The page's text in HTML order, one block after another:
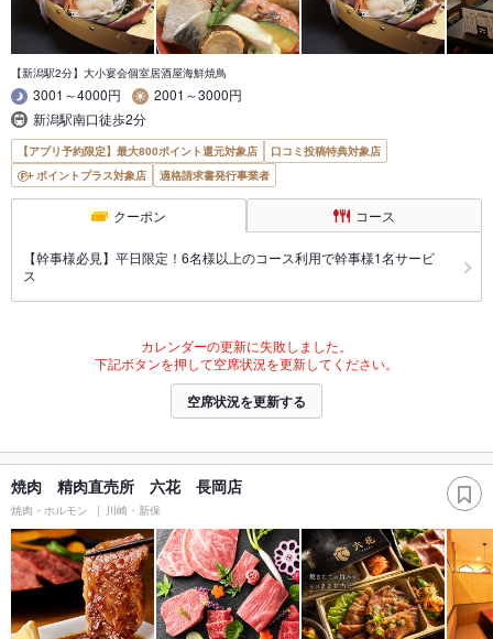
【新潟駅2分】大小宴会個室居酒屋海鮮焼鳥
3001～4000円
2001～3000円
新潟駅南口徒歩2分
【アプリ予約限定】最大800ポイント還元対象店
口コミ投稿特典対象店
ポイントプラス対象店
適格請求書発行事業者
クーポン コース
【幹事様必見】平日限定！6名様以上のコース利用で幹事様1名サービ
ス
カレンダーの更新に失敗しました。
下記ボタンを押して空席状況を更新してください。
空席状況を更新する
焼肉 精肉直売所 六花 長岡店
焼肉・ホルモン 川崎・新保